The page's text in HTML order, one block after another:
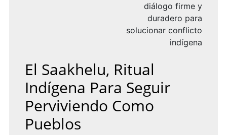
diálogo firme y
duradero para
solucionar conflicto
indígena
El Saakhelu, Ritual
Indígena Para Seguir
Perviviendo Como
Pueblos